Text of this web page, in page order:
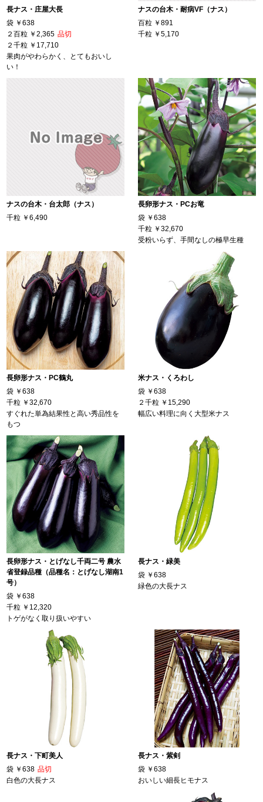
長ナス・庄屋大長
袋 ￥638
２百粒 ￥2,365 品切
２千粒 ￥17,710
果肉がやわらかく、とてもおいし
い！
ナスの台木・耐病VF（ナス）
百粒 ￥891
千粒 ￥5,170
ナスの台木・台太郎（ナス）
千粒 ￥6,490
長卵形ナス・PCお竜
袋 ￥638
千粒 ￥32,670
受粉いらず、手間なしの極早生種
長卵形ナス・PC鶴丸
袋 ￥638
千粒 ￥32,670
すぐれた単為結果性と高い秀品性を
もつ
米ナス・くろわし
袋 ￥638
２千粒 ￥15,290
幅広い料理に向く大型米ナス
長卵形ナス・とげなし千両二号 農水
省登録品種（品種名：とげなし湖南1
号）
袋 ￥638
千粒 ￥12,320
トゲがなく取り扱いやすい
長ナス・緑美
袋 ￥638
緑色の大長ナス
長ナス・下町美人
袋 ￥638 品切
白色の大長ナス
長ナス・紫剣
袋 ￥638
おいしい細長ヒモナス